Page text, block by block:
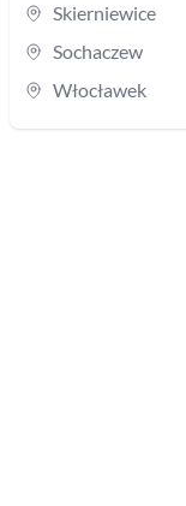
Skierniewice
Sochaczew
Włocławek